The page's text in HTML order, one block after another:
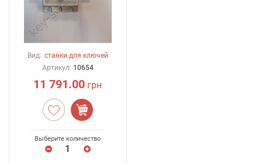
Вид: станки для ключей
Артикул: 10654
11 791.00 грн
Выберите количество